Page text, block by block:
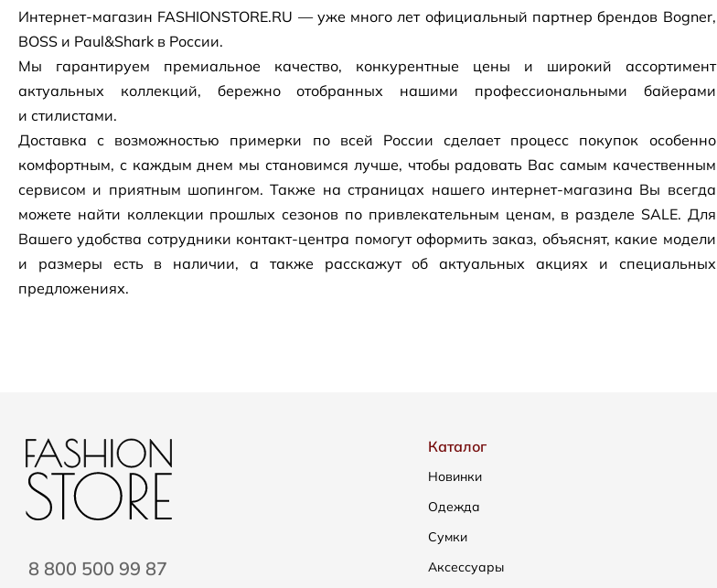
Интернет-магазин FASHIONSTORE.RU — уже много лет официальный партнер брендов Bogner,
BOSS и Paul&Shark в России.
Мы гарантируем премиальное качество, конкурентные цены и широкий ассортимент
актуальных коллекций, бережно отобранных нашими профессиональными байерами
и стилистами.
Доставка с возможностью примерки по всей России сделает процесс покупок особенно
комфортным, с каждым днем мы становимся лучше, чтобы радовать Вас самым качественным
сервисом и приятным шопингом. Также на страницах нашего интернет-магазина Вы всегда
можете найти коллекции прошлых сезонов по привлекательным ценам, в разделе SALE. Для
Вашего удобства сотрудники контакт-центра помогут оформить заказ, объяснят, какие модели
и размеры есть в наличии, а также расскажут об актуальных акциях и специальных
предложениях.
8 800 500 99 87
Каталог
Новинки
Одежда
Сумки
Аксессуары